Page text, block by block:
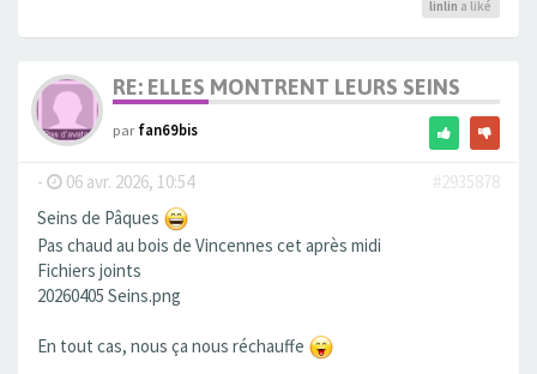
linlin a liké
RE: ELLES MONTRENT LEURS SEINS
parfan69bis
- 06 avr. 2026, 10:54
#2935878
Seins de Pâques
Pas chaud au bois de Vincennes cet après midi
Fichiers joints
20260405 Seins.png
En tout cas, nous ça nous réchauffe